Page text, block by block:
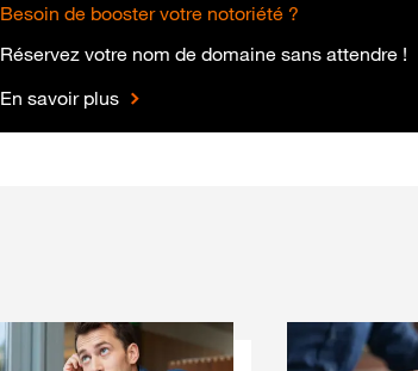
Besoin de booster votre notoriété ?
Réservez votre nom de domaine sans attendre !
En savoir plus